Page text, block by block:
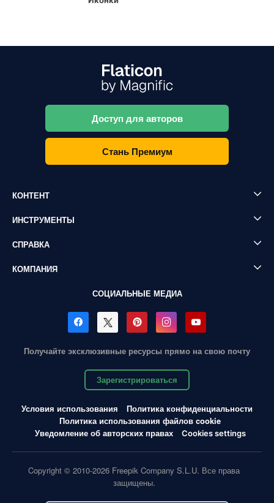
Доступ для авторов
Стань Премиум
КОНТЕНТ
ИНСТРУМЕНТЫ
СПРАВКА
КОМПАНИЯ
СОЦИАЛЬНЫЕ МЕДИА
Получайте эксклюзивные ресурсы прямо на свою почту
Зарегистрироваться
Условия использования
Политика конфиденциальности
Политика использования файлов cookie
Уведомление об авторских правах
Cookies settings
Copyright © 2010-2026 Freepik Company S.L.U. Все права
защищены.